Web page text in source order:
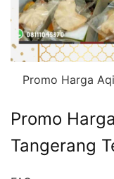
Promo Harga
Promo
Tangerang